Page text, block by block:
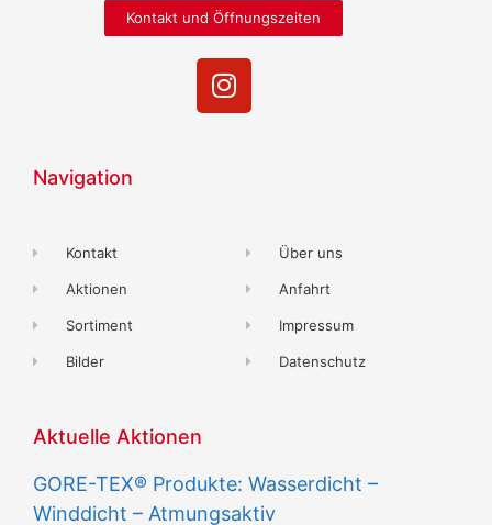
Kontakt und Öffnungszeiten
Navigation
Kontakt
Aktionen
Sortiment
Bilder
Über uns
Anfahrt
Impressum
Datenschutz
Aktuelle Aktionen
GORE-TEX® Produkte: Wasserdicht –
Winddicht – Atmungsaktiv